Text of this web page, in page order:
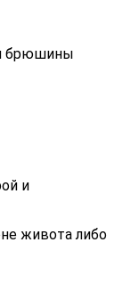
брюшины
и
живота либо